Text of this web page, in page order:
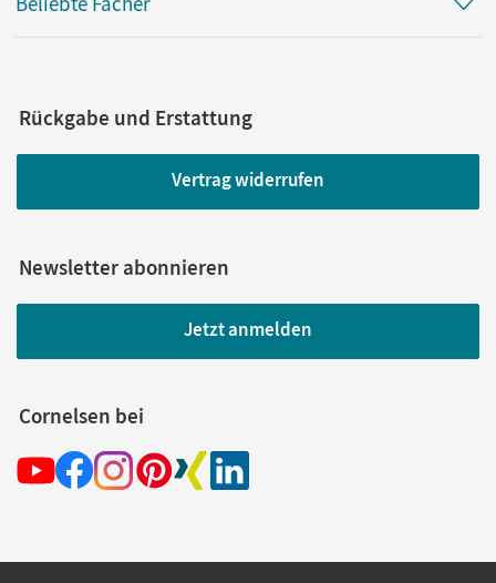
Rückgabe und Erstattung
Vertrag widerrufen
Newsletter abonnieren
Jetzt anmelden
Cornelsen bei